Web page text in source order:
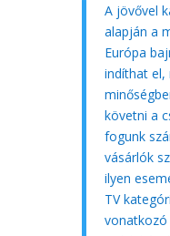
A jövővel
alapján a
Európa
indíthat el,
követni a
fogunk
vásárlók
ilyen
TV
vonatkozó